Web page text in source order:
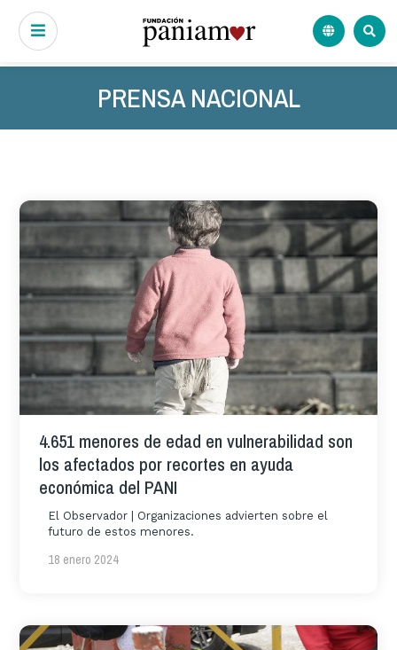
PRENSA NACIONAL
4.651 menores de edad en vulnerabilidad son
los afectados por recortes en ayuda
económica del PANI
El Observador | Organizaciones advierten sobre el
futuro de estos menores.
18 enero 2024